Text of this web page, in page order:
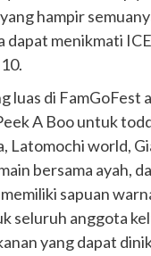
hampir
menikmati
luas di
A Boo untuk
Latomochi world,
bersama ayah,
sapuan
seluruh anggota
yang dapat